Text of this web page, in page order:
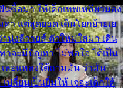
ซื้อมา ให้เด็กเทพเหลียวมอง
า แต่สุดยอด เดินโยกย้ายเย
นุ่งลีวายส์ ตัวใหม่ใส่มา เดิน
าจะมีปัญหา ไม่พอใจ ได้เป็น
ลยแหลงใต้ถามมัน ว่ามัน
ลี่ยนเป็นยิ้มให้ เจอะเด็กใต้